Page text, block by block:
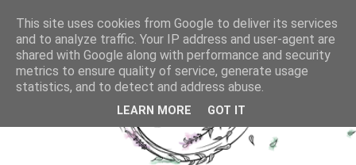
This site uses cookies from Google to deliver its services
and to analyze traffic. Your IP address and user-agent are
shared with Google along with performance and security
metrics to ensure quality of service, generate usage
statistics, and to detect and address abuse.
LEARN MORE GOT IT